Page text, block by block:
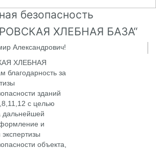
безопасность
ХЛЕБНАЯ БАЗА“
Александрович!
ХЛЕБНАЯ
благодарность за
зданий
с целью
дальнейшей
и
объекта,